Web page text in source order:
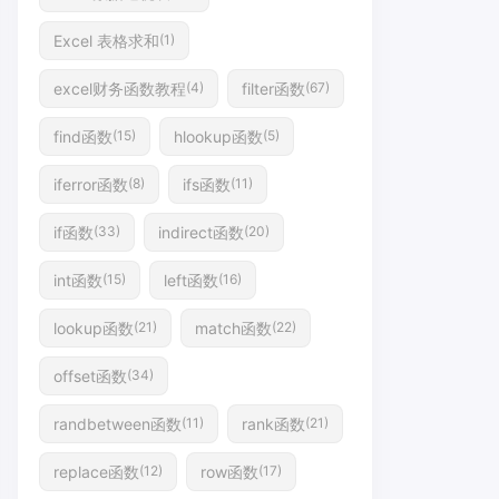
Excel 表格求和(1)
excel财务函数教程(4) filter函数(67)
find函数(15) hlookup函数(5)
iferror函数(8) ifs函数(11)
if函数(33) indirect函数(20)
int函数(15) left函数(16)
lookup函数(21) match函数(22)
offset函数(34)
randbetween函数(11) rank函数(21)
replace函数(12) row函数(17)